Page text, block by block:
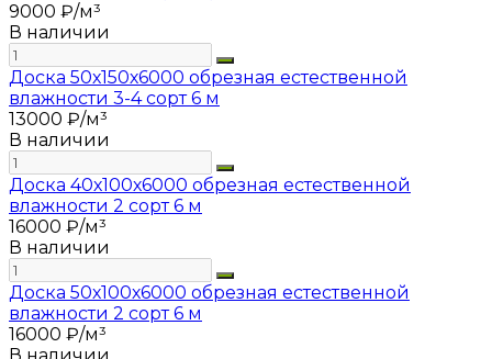
9000 ₽/м³
В наличии
Доска 50х150х6000 обрезная естественной
влажности 3-4 сорт 6 м
13000 ₽/м³
В наличии
Доска 40х100х6000 обрезная естественной
влажности 2 сорт 6 м
16000 ₽/м³
В наличии
Доска 50х100х6000 обрезная естественной
влажности 2 сорт 6 м
16000 ₽/м³